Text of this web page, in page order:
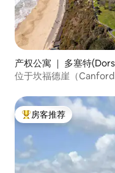
产权公寓 ｜ 多塞特
位于坎福德崖（
热门「房客推荐」
房客推荐